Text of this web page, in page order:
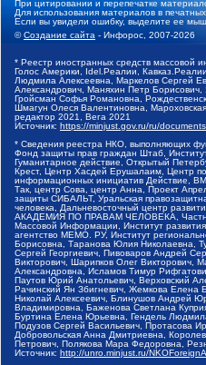
При цитировании и перепечатке
Для использования материалов в
Если вы увидели ошибку, выделите ее
©Создание сайта - Инфорос, 2007-2026
* Реестр иностранных средств массовой
Голос Америки, Idel.Реалии,
Людмила Алексеевна, Маркелов Сергей
Александрович, Маняхин Петр
Гройсман Софья Романовна,
Шмагун Олеся Валентиновна,
редактор 2021, Вега 2021
Источник: https://minjust.gov.ru/ru/
* Сведения реестра НКО, выполняющих
Фонд защиты прав граждан Штаб,
Гуманитарное действие, Открытый
Крест, Центр Хасдей Ерушалаим, Центр
информационных инициатив Действие,
Так, центр Сова, центр Анна, Проект
защиты СИБАЛЬТ, Уральская
человека, Дальневосточный центр
АКАДЕМИЯ ПО ПРАВАМ ЧЕЛОВЕКА, Частное
Массовой Информации, Институт
агентство МЕМО. РУ, Институт
Борисовна, Таранова Юлия Николаевна,
Сергей Георгиевич, Пивоваров Андрей
Викторович, Шарипков Олег Викторович,
Александровна, Исламов Тимур
Паутов Юрий Анатольевич, Верховский
Рачинский Ян Збигневич, Жемкова Елена
Николай Алексеевич, Блинушов Андрей
Владимировна, Баженова Светлана
Буртина Елена Юрьевна, Гендель
Подузов Сергей Васильевич, Протасова
Добровольская Анна Дмитриевна,
Петрович, Полякова Мара Федоровна,
Источник: http://unro.minjust.ru/